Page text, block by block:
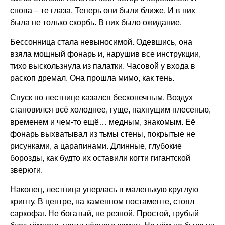
снова – те глаза. Теперь они были ближе. И в них
была не только скорбь. В них было ожидание.
Бессонница стала невыносимой. Одевшись, она
взяла мощный фонарь и, нарушив все инструкции,
тихо выскользнула из палатки. Часовой у входа в
раскоп дремал. Она прошла мимо, как тень.
Спуск по лестнице казался бесконечным. Воздух
становился всё холоднее, гуще, пахнущим плесенью,
временем и чем-то ещё… медным, знакомым. Её
фонарь выхватывал из тьмы стены, покрытые не
рисунками, а царапинами. Длинные, глубокие
борозды, как будто их оставили когти гигантской
зверюги.
Наконец, лестница уперлась в маленькую круглую
крипту. В центре, на каменном постаменте, стоял
саркофаг. Не богатый, не резной. Простой, грубый